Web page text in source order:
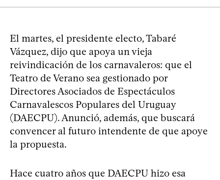
El martes, el presidente electo, Tabaré
Vázquez, dijo que apoya un vieja
reivindicación de los carnavaleros: que el
Teatro de Verano sea gestionado por
Directores Asociados de Espectáculos
Carnavalescos Populares del Uruguay
(DAECPU). Anunció, además, que buscará
convencer al futuro intendente de que apoye
la propuesta.
Hace cuatro años que DAECPU hizo esa